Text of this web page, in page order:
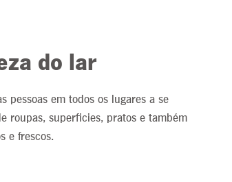
do lar
pessoas em todos os lugares a se
roupas, superficies, pratos e também
e frescos.